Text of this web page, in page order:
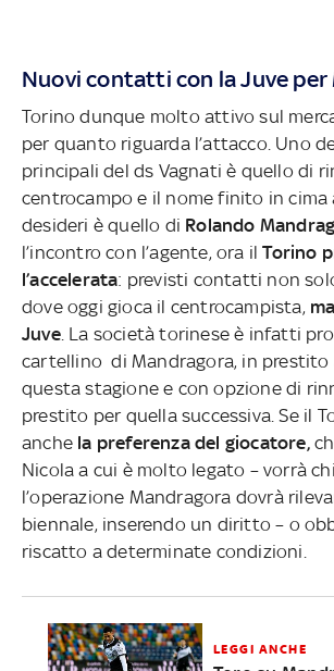
Nuovi contatti con la Juve per
Torino dunque molto attivo sul
per quanto riguarda l’attacco. Uno
principali del ds Vagnati è quello di
centrocampo e il nome finito in cima
desideri è quello di Rolando
l’incontro con l’agente, ora ilTorino
l’accelerata: previsti contatti non
dove oggi gioca il centrocampista,
Juve. La società torinese è infatti
cartellino di Mandragora, in prestito
questa stagione e con opzione di
prestito per quella successiva. Se il
anche la preferenza del giocatore,
Nicola a cui è molto legato – vorrà
l’operazione Mandragora dovrà
biennale, inserendo un diritto – o
riscatto a determinate condizioni.
LEGGI ANCHE